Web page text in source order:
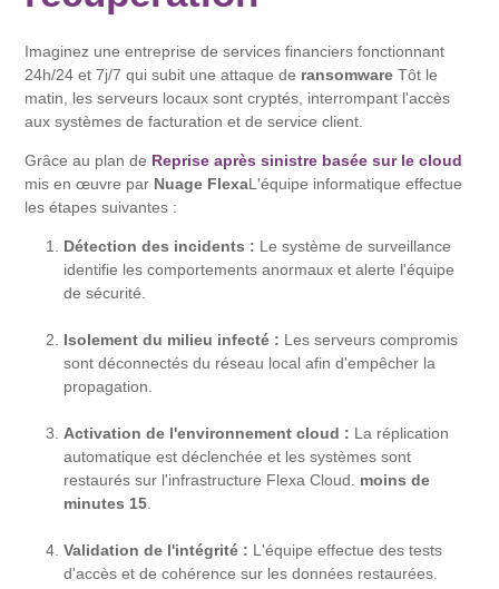
Imaginez une entreprise de services financiers fonctionnant
24h/24 et 7j/7 qui subit une attaque de ransomware Tôt le
matin, les serveurs locaux sont cryptés, interrompant l'accès
aux systèmes de facturation et de service client.
Grâce au plan de Reprise après sinistre basée sur le cloud
mis en œuvre par Nuage FlexaL'équipe informatique effectue
les étapes suivantes :
Détection des incidents : Le système de surveillance
identifie les comportements anormaux et alerte l'équipe
de sécurité.
Isolement du milieu infecté : Les serveurs compromis
sont déconnectés du réseau local afin d'empêcher la
propagation.
Activation de l'environnement cloud : La réplication
automatique est déclenchée et les systèmes sont
restaurés sur l'infrastructure Flexa Cloud. moins de
minutes 15
Validation de l'intégrité : L'équipe effectue des tests
d'accès et de cohérence sur les données restaurées.